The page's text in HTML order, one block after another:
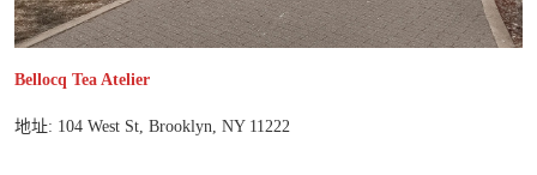
Bellocq Tea Atelier
地址: 104 West St, Brooklyn, NY 11222